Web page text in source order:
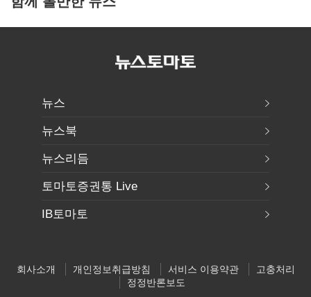
뉴스
뉴스북
뉴스리듬
토마토증권통 Live
IB토마토
회사소개 개인정보취급방침 서비스 이용약관
고충처리
정정반론보도